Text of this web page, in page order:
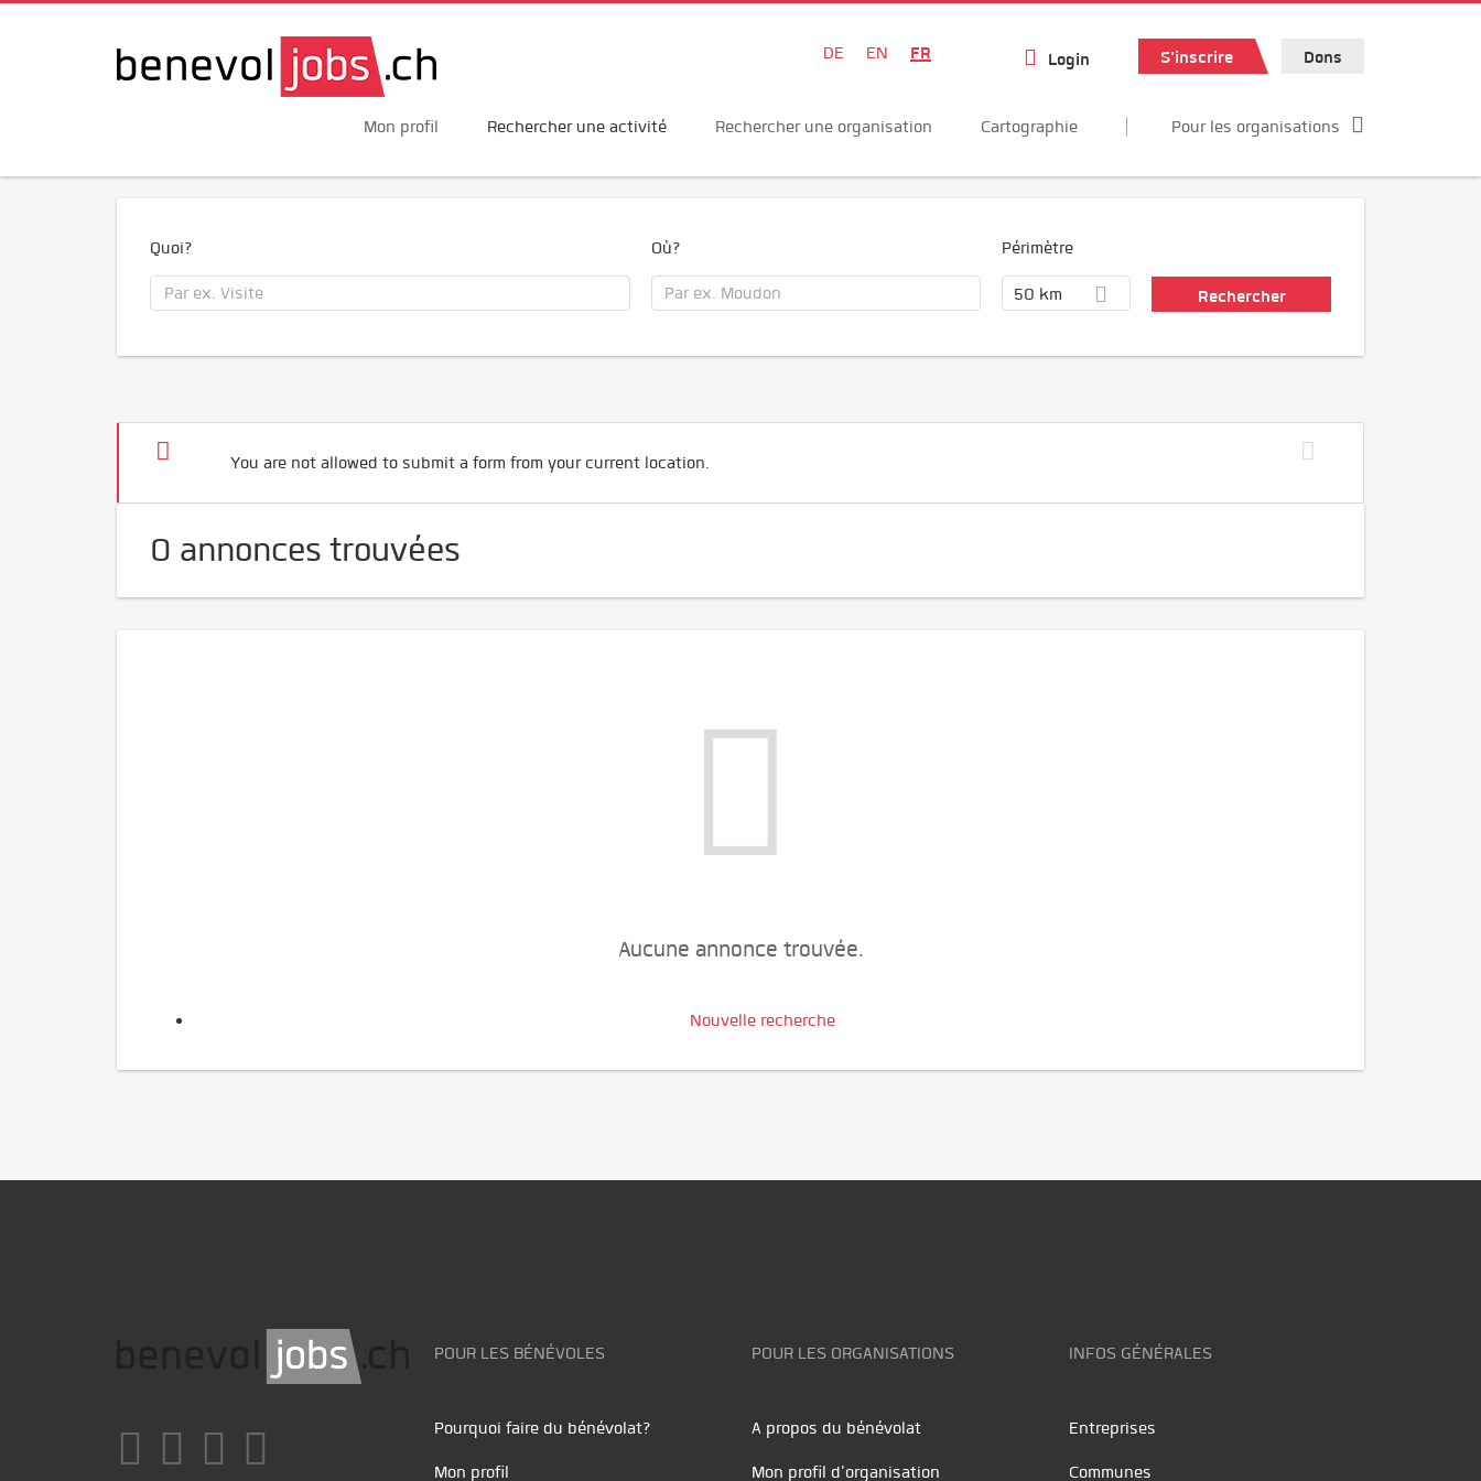
DE EN FR Login S'inscrire Dons
Mon profil Rechercher une activité Rechercher une organisation Cartographie Pour les organisations
Quoi? Où? Périmètre
50 km
You are not allowed to submit a form from your current location.
0 annonces trouvées
Aucune annonce trouvée.
Nouvelle recherche
POUR LES BÉNÉVOLES
Pourquoi faire du bénévolat?
Mon profil
POUR LES ORGANISATIONS
A propos du bénévolat
Mon profil d'organisation
INFOS GÉNÉRALES
Entreprises
Communes